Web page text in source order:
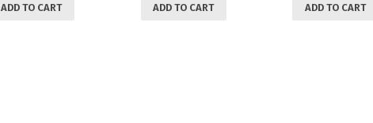
ADD TO CART ADD TO CART ADD TO CART